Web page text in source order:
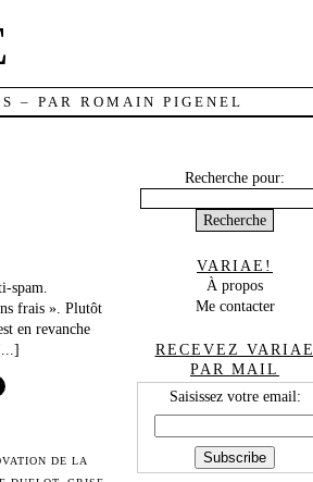
– PAR ROMAIN PIGENEL
spam.
frais ». Plutôt
en revanche
DE LA
Recherche pour:
VARIAE!
À propos
Me contacter
RECEVEZ VARIAE
PAR MAIL
Saisissez votre email: